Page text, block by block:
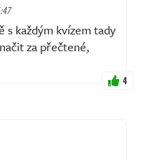
s každým kvízem tady
za přečtené,
4